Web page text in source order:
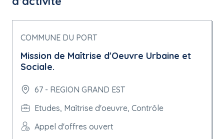
COMMUNE DU PORT
Mission de Maîtrise d'Oeuvre Urbaine et
Sociale.
67 - REGION GRAND EST
Etudes, Maîtrise d'oeuvre, Contrôle
Appel d'offres ouvert